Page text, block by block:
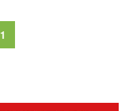
1